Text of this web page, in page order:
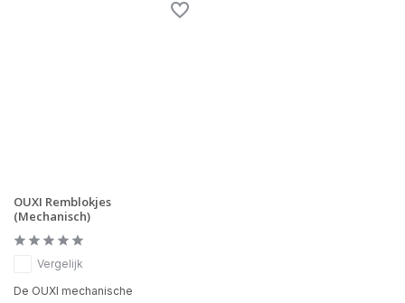
OUXI Remblokjes
(Mechanisch)
Vergelijk
De OUXI mechanische